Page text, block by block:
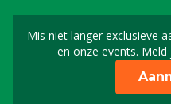
Mis niet langer exclusieve
en onze events.